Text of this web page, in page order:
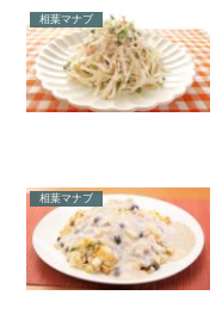
相葉マナブ
相葉マナブ